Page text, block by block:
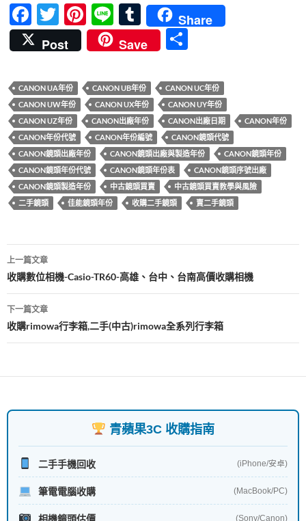
F
ac
e
b
o
o
k
T
w
itt
er
Pi
nt
er
es
t
Li
n
e
T
u
m
bl
r
Share
Post
Save
CANON UA年份 CANON UB年份
CANON UC年份
CANON UW年份
CANON UX年份
CANON UY年份
CANON UZ年份
CANON出廠年份 CANON出廠日期
CANON年份
CANON年份代號
CANON年份編號
CANON鏡頭代號
CANON鏡頭出廠年份
CANON鏡頭出廠與製造年份
CANON鏡頭年份
CANON鏡頭年份代號
CANON鏡頭年份表
CANON鏡頭序號出廠
CANON鏡頭製造年份
中古鏡頭買賣
中古鏡頭買賣教學與風險
二手鏡頭
佳能鏡頭年份 收購二手鏡頭 賣二手鏡頭
文
章
導
覽
上一篇文章
收購數位相機-Casio-TR60-高雄、台中、台南高價收購相機
下一篇文章
收購rimowa行李箱,二手(中古)rimowa全系列行李箱
青蘋果3C 收購指南
二手手機回收 (iPhone/安卓)
筆電電腦收購 (MacBook/PC)
相機鏡頭估價 (Sony/Canon)